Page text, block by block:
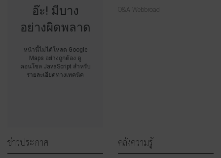
อ๊ะ! มีบาง
อย่างผิดพลาด
หน้านี้ไม่ได้โหลด Google
Maps อย่างถูกต้อง ดู
คอนโซล JavaScript สำหรับ
รายละเอียดทางเทคนิค
Q&A Webbroad
ข่าวประกาศ คลังความรู้